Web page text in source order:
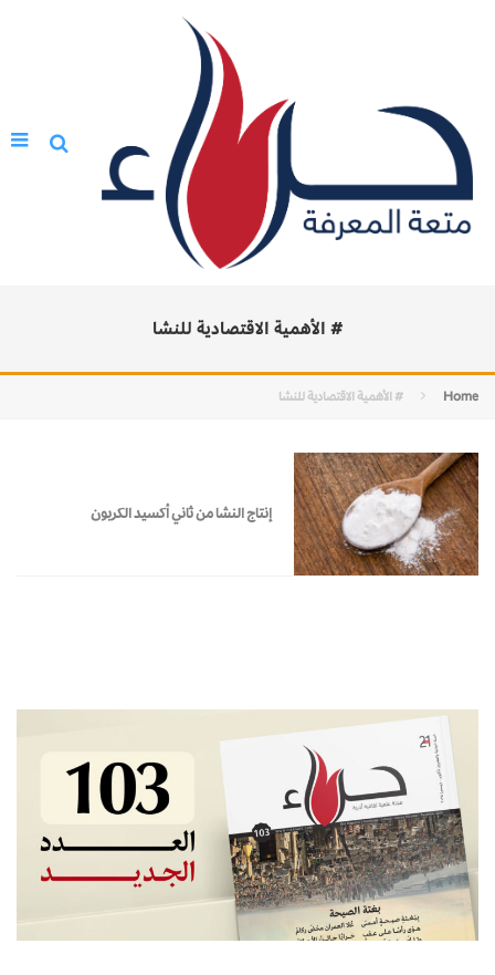
# الأهمية الاقتصادية للنشا
Home # الأهمية الاقتصادية للنشا
إنتاج النشا من ثاني أكسيد الكربون